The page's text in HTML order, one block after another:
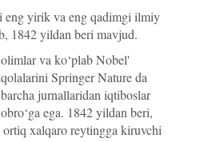
eng yirik va eng qadimgi ilmiy
1842 yildan beri mavjud.
va ko‘plab Nobel'
Springer Nature da
jurnallaridan iqtiboslar
ega. 1842 yildan beri,
xalqaro reytingga kiruvchi